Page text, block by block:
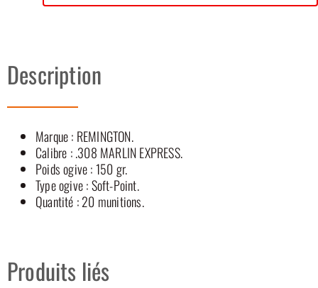
Description
Marque : REMINGTON.
Calibre : .308 MARLIN EXPRESS.
Poids ogive : 150 gr.
Type ogive : Soft-Point.
Quantité : 20 munitions.
Produits liés